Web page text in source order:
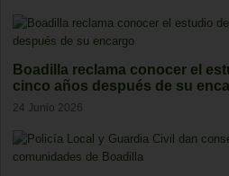
Boadilla reclama conocer el
cinco años después de su
24 Junio 2026